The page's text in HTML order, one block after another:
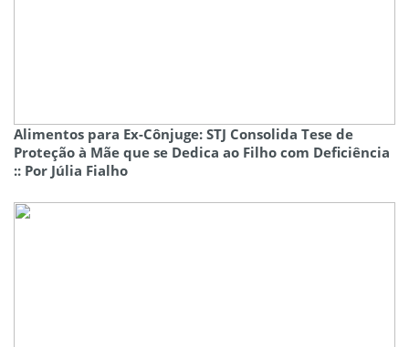
Alimentos para Ex-Cônjuge: STJ Consolida Tese de
Proteção à Mãe que se Dedica ao Filho com Deficiência
:: Por Júlia Fialho